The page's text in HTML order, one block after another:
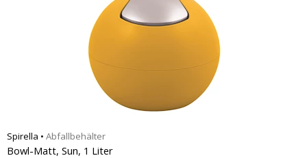
Spirella • Abfallbehälter
Bowl-Matt, Sun, 1 Liter